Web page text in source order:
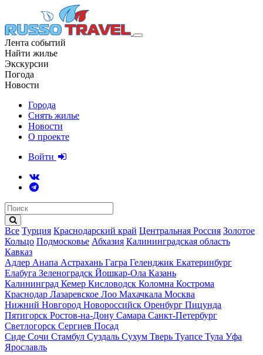
Лента событий
Найти жилье
Экскурсии
Погода
Новости
Города
Снять жилье
Новости
О проекте
Войти
Все Турция Краснодарский край Центральная Россия Золотое
Кольцо Подмосковье Абхазия Калининградская область
Кавказ
Адлер Анапа Астрахань Гагра Геленджик Екатеринбург
Елабуга Зеленоградск Йошкар-Ола Казань
Калининград Кемер Кисловодск Коломна Кострома
Краснодар Лазаревское Лоо Махачкала Москва
Нижний Новгород Новороссийск Оренбург Пицунда
Пятигорск Ростов-на-Дону Самара Санкт-Петербург
Светлогорск Сергиев Посад
Сиде Сочи Стамбул Суздаль Сухум Тверь Туапсе Тула Уфа
Ярославль